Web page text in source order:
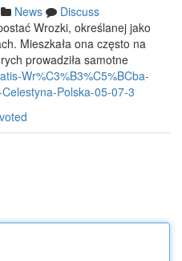
News
Discuss
Wrozki, określanej jako
Mieszkała ona często na
prowadziła samotne
Wr%C3%B3%C5%BCba-
Polska-05-07-3